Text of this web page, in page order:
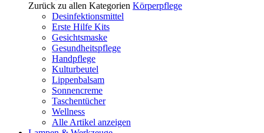
Zurück zu allen Kategorien Körperpflege
Desinfektionsmittel
Erste Hilfe Kits
Gesichtsmaske
Gesundheitspflege
Handpflege
Kulturbeutel
Lippenbalsam
Sonnencreme
Taschentücher
Wellness
Alle Artikel anzeigen